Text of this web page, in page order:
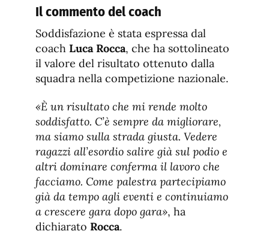
Il commento del coach
Soddisfazione è stata espressa dal
coach Luca Rocca, che ha sottolineato
il valore del risultato ottenuto dalla
squadra nella competizione nazionale.
«È un risultato che mi rende molto
soddisfatto. C’è sempre da migliorare,
ma siamo sulla strada giusta. Vedere
ragazzi all’esordio salire già sul podio e
altri dominare conferma il lavoro che
facciamo. Come palestra partecipiamo
già da tempo agli eventi e continuiamo
a crescere gara dopo gara», ha
dichiarato Rocca.